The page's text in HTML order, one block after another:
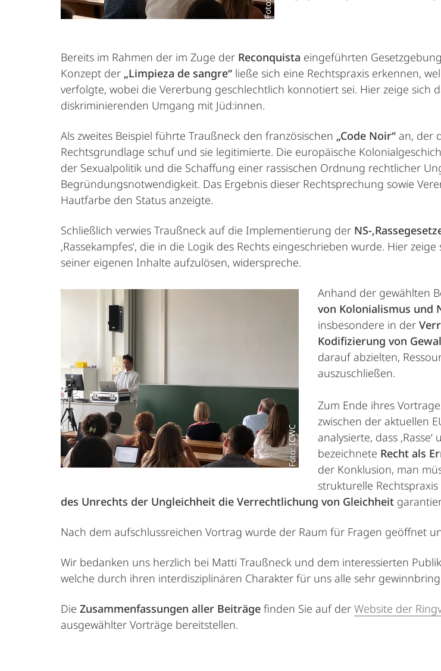
Bereits im Rahmen der im Zuge der Reconquista eingeführten
Konzept der „Limpieza de sangre“ ließe sich eine Rechtspraxis erkennen,
verfolgte, wobei die Vererbung geschlechtlich konnotiert sei. Hier zeige sich
diskriminierenden Umgang mit Jüd:innen.
Als zweites Beispiel führte Traußneck den französischen „Code Noir“ an, der
Rechtsgrundlage schuf und sie legitimierte. Die europäische
der Sexualpolitik und die Schaffung einer rassischen Ordnung rechtlicher
Begründungsnotwendigkeit. Das Ergebnis dieser Rechtsprechung sowie
Hautfarbe den Status anzeigte.
Schließlich verwies Traußneck auf die Implementierung der NS-
‚Rassekampfes‘, die in die Logik des Rechts eingeschrieben wurde. Hier
seiner eigenen Inhalte aufzulösen, widerspreche.
Foto: ICWC
Anhand der gewählten
von Kolonialismus und
insbesondere in der
Kodifizierung von
darauf abzielten,
auszuschließen.
Zum Ende ihres
zwischen der aktuellen
analysierte, dass
bezeichnete Recht als
der Konklusion, man
strukturelle
des Unrechts der Ungleichheit die Verrechtlichung von Gleichheit
Nach dem aufschlussreichen Vortrag wurde der Raum für Fragen geöffnet
Wir bedanken uns herzlich bei Matti Traußneck und dem interessierten
welche durch ihren interdisziplinären Charakter für uns alle sehr
Die Zusammenfassungen aller Beiträge finden Sie auf der Website der
ausgewählter Vorträge bereitstellen.